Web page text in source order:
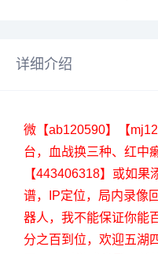
详细介绍
微【ab120590】【
台，血战换三种、红中
【443406318】或如果
谱，IP定位，局内录像
器人，我不能保证你能
分之百到位，欢迎五湖